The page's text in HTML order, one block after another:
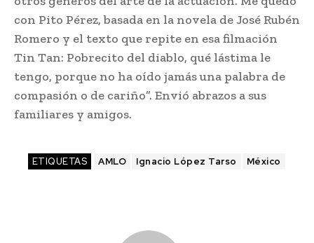
con Pito Pérez, basada en la novela de José Rubén
Romero y el texto que repite en esa filmación
Tin Tan: Pobrecito del diablo, qué lástima le
tengo, porque no ha oído jamás una palabra de
compasión o de cariño”. Envió abrazos a sus
familiares y amigos.
ETIQUETAS AMLO Ignacio López Tarso México